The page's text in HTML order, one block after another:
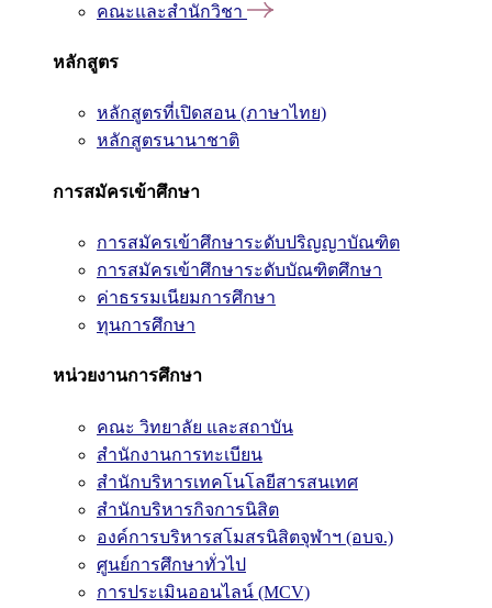
คณะและสำนักวิชา
หลักสูตร
หลักสูตรที่เปิดสอน (ภาษาไทย)
หลักสูตรนานาชาติ
การสมัครเข้าศึกษา
การสมัครเข้าศึกษาระดับปริญญาบัณฑิต
การสมัครเข้าศึกษาระดับบัณฑิตศึกษา
ค่าธรรมเนียมการศึกษา
ทุนการศึกษา
หน่วยงานการศึกษา
คณะ วิทยาลัย และสถาบัน
สำนักงานการทะเบียน
สำนักบริหารเทคโนโลยีสารสนเทศ
สำนักบริหารกิจการนิสิต
องค์การบริหารสโมสรนิสิตจุฬาฯ (อบจ.)
ศูนย์การศึกษาทั่วไป
การประเมินออนไลน์ (MCV)